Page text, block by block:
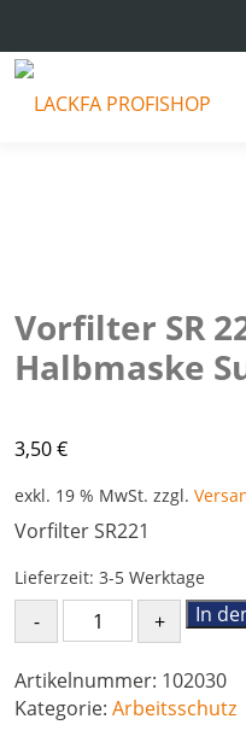
Vorfilter SR
Halbmaske
3,50€
exkl. 19 % MwSt. zzgl.
Vorfilter SR221
Lieferzeit: 3-5 Werktage
SR
221
für
Halbmaske
In
Artikelnummer: 102030
Kategorie: Arbeitsschutz